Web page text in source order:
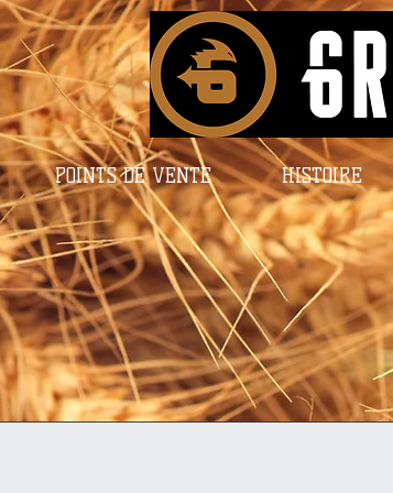
POINTS DE VENTE HISTOIRE